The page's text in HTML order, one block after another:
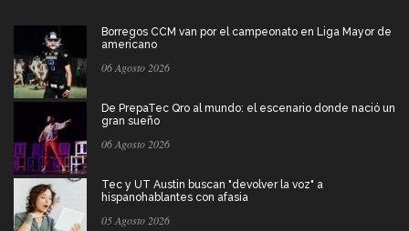
Borregos CCM van por el campeonato en Liga Mayor de
americano
06 Agosto 2026
De PrepaTec Qro al mundo: el escenario donde nació un
gran sueño
06 Agosto 2026
Tec y UT Austin buscan "devolver la voz" a
hispanohablantes con afasia
05 Agosto 2026